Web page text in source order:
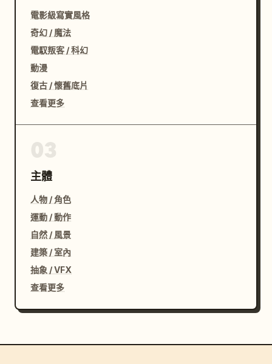
電影級寫實風格
奇幻 / 魔法
電馭叛客 / 科幻
動漫
復古 / 懷舊底片
查看更多
主體
人物 / 角色
運動 / 動作
自然 / 風景
建築 / 室內
抽象 / VFX
查看更多